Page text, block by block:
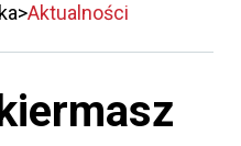
Aktualności